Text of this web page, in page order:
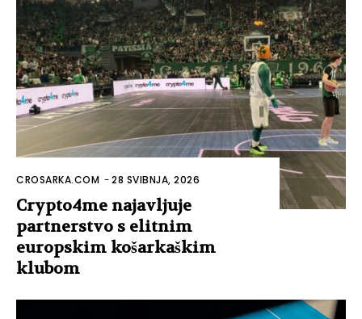
CROSARKA.COM -28 SVIBNJA, 2026
Crypto4me najavljuje
partnerstvo s elitnim
europskim košarkaškim
klubom